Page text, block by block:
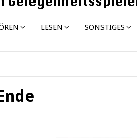
LESEN SONSTIGES